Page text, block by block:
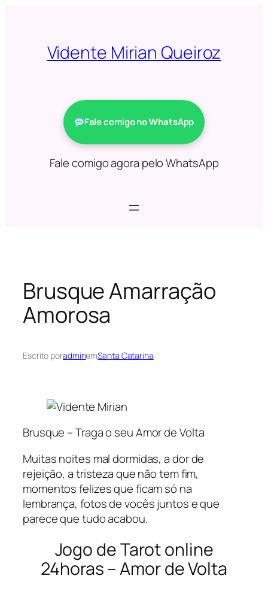
conteúdoVidente Mirian Queiroz
Fale comigo no WhatsApp
Fale comigo agora pelo WhatsApp
Brusque Amarração
Amorosa
Escrito poradminemSanta Catarina
Brusque – Traga o seu Amor de Volta
Muitas noites mal dormidas, a dor de
rejeição, a tristeza que não tem fim,
momentos felizes que ficam só na
lembrança, fotos de vocês juntos e que
parece que tudo acabou.
Jogo de Tarot online
24horas – Amor de Volta